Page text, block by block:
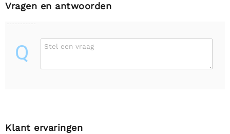
Vragen en antwoorden
Q Stel een vraag
Klant ervaringen